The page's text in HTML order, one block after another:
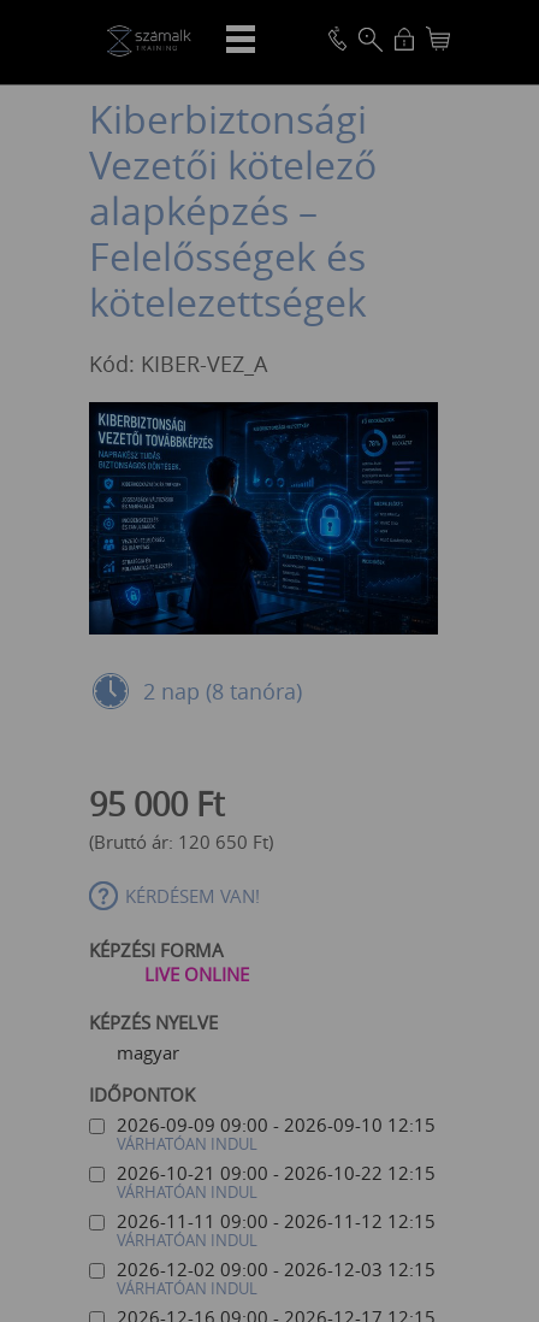
VISSZA
Kiberbiztonsági
Vezetői kötelező
alapképzés –
Felelősségek és
kötelezettségek
Kód: KIBER-VEZ_A
2 nap (8 tanóra)
95 000 Ft
(Bruttó ár: 120 650 Ft)
KÉRDÉSEM VAN!
KÉPZÉSI FORMA
LIVE ONLINE
KÉPZÉS NYELVE
magyar
IDŐPONTOK
2026-09-09 09:00 - 2026-09-10 12:15
VÁRHATÓAN INDUL
2026-10-21 09:00 - 2026-10-22 12:15
VÁRHATÓAN INDUL
2026-11-11 09:00 - 2026-11-12 12:15
VÁRHATÓAN INDUL
2026-12-02 09:00 - 2026-12-03 12:15
VÁRHATÓAN INDUL